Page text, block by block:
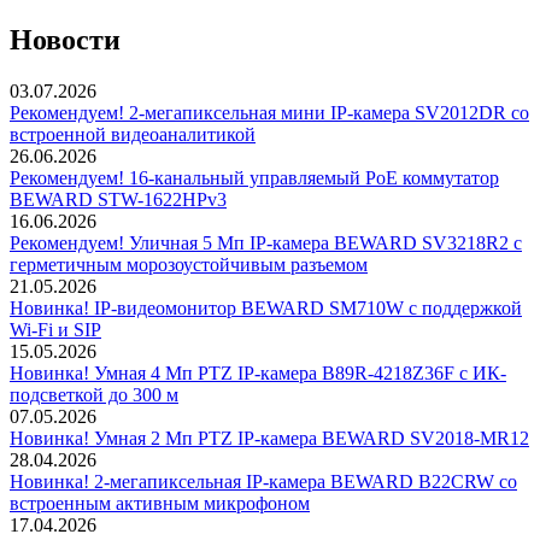
Новости
03.07.2026
Рекомендуем! 2-мегапиксельная мини IP-камера SV2012DR со
встроенной видеоаналитикой
26.06.2026
Рекомендуем! 16-канальный управляемый PoE коммутатор
BEWARD STW-1622HPv3
16.06.2026
Рекомендуем! Уличная 5 Мп IP-камера BEWARD SV3218R2 с
герметичным морозоустойчивым разъемом
21.05.2026
Новинка! IP-видеомонитор BEWARD SM710W с поддержкой
Wi-Fi и SIP
15.05.2026
Новинка! Умная 4 Мп PTZ IP-камера B89R-4218Z36F с ИК-
подсветкой до 300 м
07.05.2026
Новинка! Умная 2 Мп PTZ IP-камера BEWARD SV2018-MR12
28.04.2026
Новинка! 2-мегапиксельная IP-камера BEWARD B22CRW со
встроенным активным микрофоном
17.04.2026